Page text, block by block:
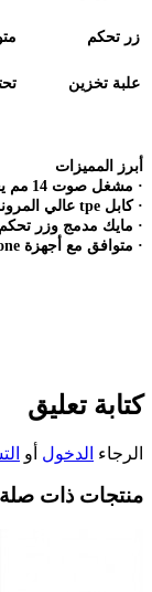
زر تحكم
علبة تخزين تحتوي 20
أبرز المميزات
· مشغل صوت 14
مم
·كابل
عالي
· مايك مدمج وزر
· متوافق مع أجهزة
كتابة تعليق
الرجاء الدخول أو
منتجات ذات صلة